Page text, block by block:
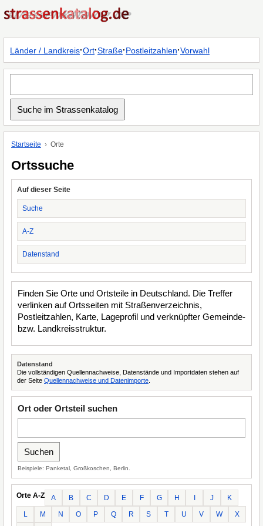
Länder / Landkreis·Ort·Straße·Postleitzahlen·Vorwahl
Startseite Orte
Ortssuche
Auf dieser Seite
Suche
A-Z
Datenstand
Finden Sie Orte und Ortsteile in Deutschland. Die Treffer
verlinken auf Ortsseiten mit Straßenverzeichnis,
Postleitzahlen, Karte, Lageprofil und verknüpfter Gemeinde-
bzw. Landkreisstruktur.
Datenstand
Die vollständigen Quellennachweise, Datenstände und Importdaten stehen auf
der Seite Quellennachweise und Datenimporte
Ort oder Ortsteil suchen
Beispiele: Panketal, Großkoschen, Berlin.
Orte A-Z A B C D E F G H J
K
L
M N O P Q R S T U V W X